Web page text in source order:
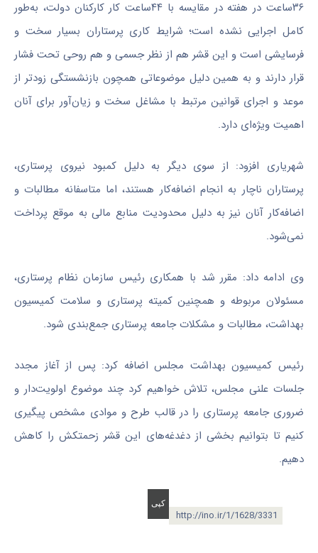
۳۶ساعت در هفته در مقایسه با ۴۴ساعت کار کارکنان دولت، به‌طور
کامل اجرایی نشده است؛ شرایط کاری پرستاران بسیار سخت و
فرسایشی است و این قشر هم از نظر جسمی و هم روحی تحت فشار
قرار دارند و به همین دلیل موضوعاتی همچون بازنشستگی زودتر از
موعد و اجرای قوانین مرتبط با مشاغل سخت و زیان‌آور برای آنان
اهمیت ویژه‌ای دارد.
شهریاری افزود: از سوی دیگر به دلیل کمبود نیروی پرستاری،
پرستاران ناچار به انجام اضافه‌کار هستند، اما متاسفانه مطالبات و
اضافه‌کار آنان نیز به دلیل محدودیت منابع مالی به موقع پرداخت
نمی‌شود.
وی ادامه داد: مقرر شد با همکاری رئیس سازمان نظام پرستاری،
مسئولان مربوطه و همچنین کمیته پرستاری و سلامت کمیسیون
بهداشت، مطالبات و مشکلات جامعه پرستاری جمع‌بندی شود.
رئیس کمیسیون بهداشت مجلس اضافه کرد: پس از آغاز مجدد
جلسات علنی مجلس، تلاش خواهیم کرد چند موضوع اولویت‌دار و
ضروری جامعه پرستاری را در قالب طرح و موادی مشخص پیگیری
کنیم تا بتوانیم بخشی از دغدغه‌های این قشر زحمتکش را کاهش
دهیم.
http://ino.ir/1/1628/3331